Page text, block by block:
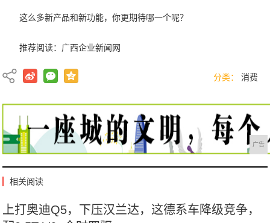
这么多新产品和新功能，你更期待哪一个呢？
推荐阅读： 广西企业新闻网
分类： 消费
广告
相关阅读
上打奥迪Q5，下压汉兰达，这德系车降级竞争，